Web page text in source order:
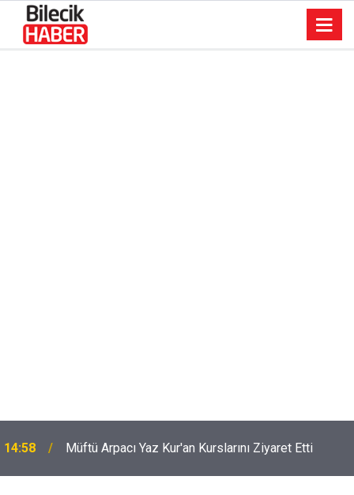
14:58 Müftü Arpacı Yaz Kur'an Kurslarını Ziyaret Etti